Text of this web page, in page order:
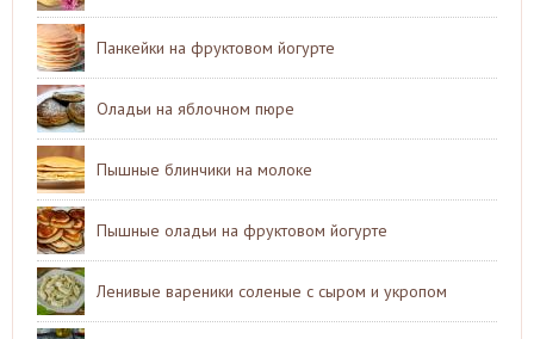
Панкейки на фруктовом йогурте
Оладьи на яблочном пюре
Пышные блинчики на молоке
Пышные оладьи на фруктовом йогурте
Ленивые вареники соленые с сыром и укропом